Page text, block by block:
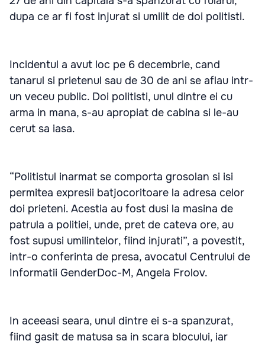
dupa ce ar fi fost injurat si umilit de doi politisti.
Incidentul a avut loc pe 6 decembrie, cand
tanarul si prietenul sau de 30 de ani se aflau intr-
un veceu public. Doi politisti, unul dintre ei cu
arma in mana, s-au apropiat de cabina si le-au
cerut sa iasa.
“Politistul inarmat se comporta grosolan si isi
permitea expresii batjocoritoare la adresa celor
doi prieteni. Acestia au fost dusi la masina de
patrula a politiei, unde, pret de cateva ore, au
fost supusi umilintelor, fiind injurati”, a povestit,
intr-o conferinta de presa, avocatul Centrului de
Informatii GenderDoc-M, Angela Frolov.
In aceeasi seara, unul dintre ei s-a spanzurat,
fiind gasit de matusa sa in scara blocului, iar